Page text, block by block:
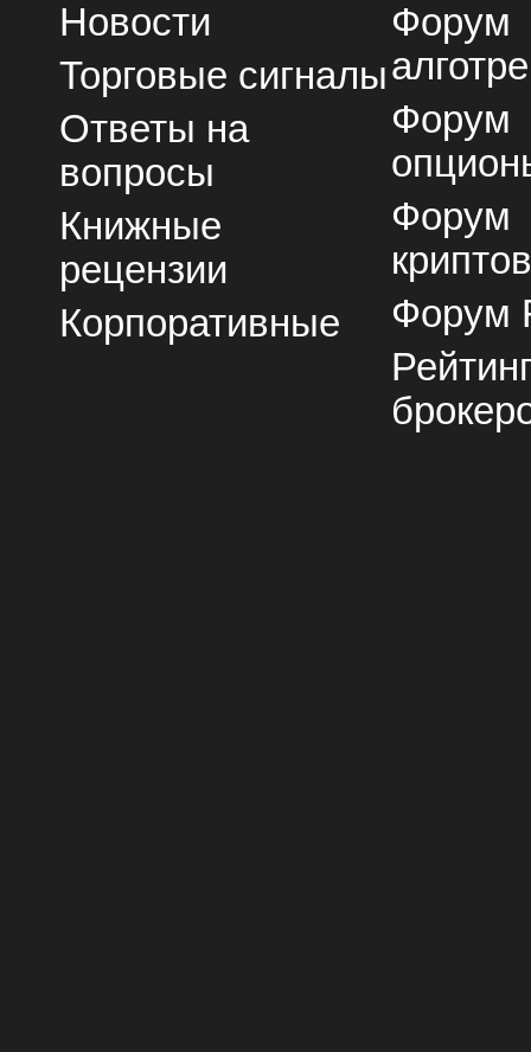
Новости
Торговые сигналы
Ответы на
вопросы
Книжные
рецензии
Корпоративные
Форум
Форум
Форум
Форум